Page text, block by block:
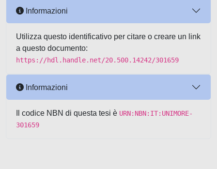
Informazioni
Utilizza questo identificativo per citare o creare un link
a questo documento:
https://hdl.handle.net/20.500.14242/301659
Informazioni
Il codice NBN di questa tesi è URN:NBN:IT:UNIMORE-
301659